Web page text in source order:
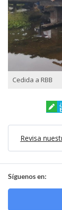
Cedida a RBB
Revisa
Síguenos en: